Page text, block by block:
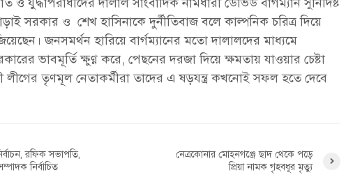
সরকার ও শেখ হাসিনাকে দুর্নীতিবাজ বলে কাল্পনিক চরিত্র দিয়ে
জনসমর্থন হারিয়ে বার্গম্যানের মতো দালালদের মাধ্যমে
ভাবমূর্তি ক্ষুণ্ণ করে, পেছনের দরজা দিয়ে ক্ষমতায় যাওয়ার চেষ্টা
লীগের তৃণমূল নেতাকর্মীরা তাদের এ ষড়যন্ত্র কখনোই সফল হতে দেবে
রফিক সভাপতি,
নির্বাচিত
নেত্রকোনার মোহনগঞ্জে ছাদ থেকে পড়ে
প্রিয়া নামক গৃহবধূর মৃত্যু